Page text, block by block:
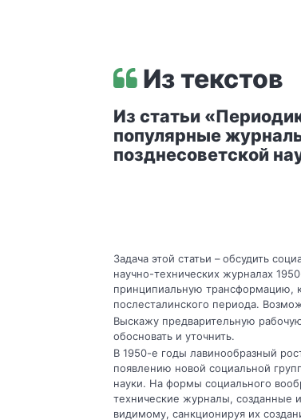
Из текстов
Из статьи
популярные
позднесоветской
Задача этой статьи – обсудить
научно-технических журналах
принципиальную трансформацию,
послесталинского периода.
Выскажу предварительную
обосновать и уточнить.
В 1950-е годы лавинообразный
появлению новой социальной
науки. На формы социального
технические журналы, созданные
видимому, санкционируя их